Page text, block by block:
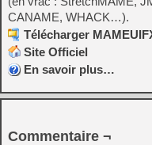
CANAME, WHACK…).
Télécharger
Site Officiel
En savoir plus…
Commentaire ¬